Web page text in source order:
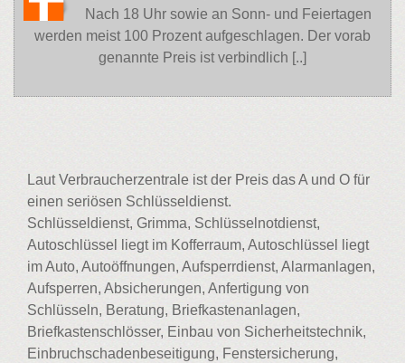
Nach 18 Uhr sowie an Sonn- und Feiertagen
werden meist 100 Prozent aufgeschlagen. Der vorab
genannte Preis ist verbindlich [..]
Laut Verbraucherzentrale ist der Preis das A und O für
einen seriösen Schlüsseldienst.
Schlüsseldienst, Grimma, Schlüsselnotdienst,
Autoschlüssel liegt im Kofferraum, Autoschlüssel liegt
im Auto, Autoöffnungen, Aufsperrdienst, Alarmanlagen,
Aufsperren, Absicherungen, Anfertigung von
Schlüsseln, Beratung, Briefkastenanlagen,
Briefkastenschlösser, Einbau von Sicherheitstechnik,
Einbruchschadenbeseitigung, Fenstersicherung,